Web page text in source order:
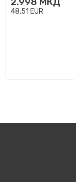
48,51 EUR